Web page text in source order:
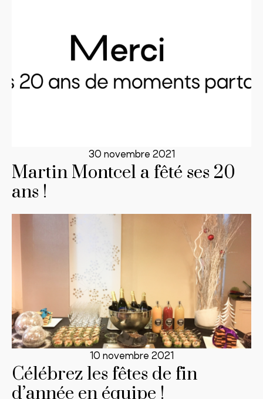
30 novembre 2021
Martin Montcel a fêté ses 20
ans !
10 novembre 2021
Célébrez les fêtes de fin
d’année en équipe !